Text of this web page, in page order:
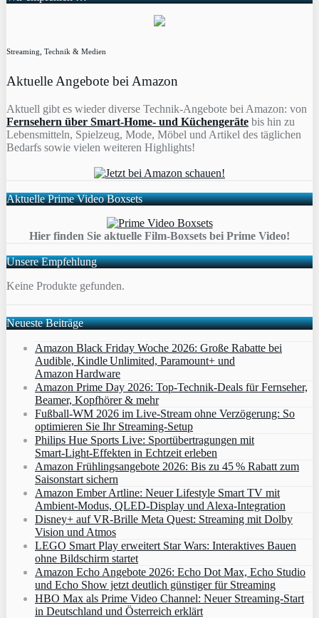
Streaming, Technik & Medien
Aktuelle Angebote bei Amazon
Aktuell gibt es wieder diverse Technik-Angebote bei Amazon: von
Fernsehern über Smart-Home- und Küchengeräte bis hin zu
Lebensmitteln, Spielzeug, Mode, Möbel und Artikel des täglichen
Bedarfs sowie vielen weiteren Highlights!
Aktuelle Prime Video Boxsets
Hier finden Sie aktuelle Film-Boxsets bei Prime Video!
Unsere Empfehlung
Keine Produkte gefunden.
Neueste Beiträge
Amazon Black Friday Woche 2026: Große Rabatte bei
Audible, Kindle Unlimited, Paramount+ und
Amazon Hardware
Amazon Prime Day 2026: Top-Technik-Deals für Fernseher,
Beamer, Kopfhörer & mehr
Fußball-WM 2026 im Live-Stream ohne Verzögerung: So
optimieren Sie Ihr Streaming-Setup
Philips Hue Sports Live: Sportübertragungen mit
Smart‑Light‑Effekten in Echtzeit erleben
Amazon Frühlingsangebote 2026: Bis zu 45 % Rabatt zum
Saisonstart sichern
Amazon Ember Artline: Neuer Lifestyle Smart TV mit
Ambient‑Modus, QLED‑Display und Alexa‑Integration
Disney+ auf VR-Brille Meta Quest: Streaming mit Dolby
Vision und Atmos
LEGO Smart Play erweitert Star Wars: Interaktives Bauen
ohne Bildschirm startet
Amazon Echo Angebote 2026: Echo Dot Max, Echo Studio
und Echo Show jetzt deutlich günstiger für Streaming
HBO Max als Prime Video Channel: Neuer Streaming‑Start
in Deutschland und Österreich erklärt